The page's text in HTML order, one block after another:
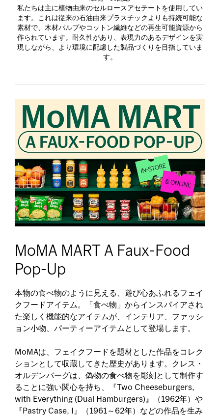
私たちは主に植物由来のセルロースアセテートを使用してい
ます。これは従来の石油由来プラスチックよりも持続可能な
素材で、木材パルプやコットン繊維などの再生可能資源から
作られています。耐久性があり、表現力のあるデザインを実
現しながら、より環境に配慮した製品づくりを目指していま
す。
MoMA MART A Faux-Food
Pop-Up
本物の食べ物のように見える、遊び心あふれるフェイ
クフードアイテム。「食べ物」からインスパイアされ
た楽しく機能的なアイテムが、インテリア、ファッシ
ョン小物、パーティーアイテムとして登場します。
MoMAは、フェイクフードを題材とした作品をコレク
ションとして収蔵してきた歴史があります。クレス・
オルデンバーグは、偽物の食べ物を彫刻として制作す
ることに強い関心を持ち、『Two Cheeseburgers,
with Everything (Dual Hamburgers)』（1962年）や
『Pastry Case, I』（1961～62年）などの作品を生み